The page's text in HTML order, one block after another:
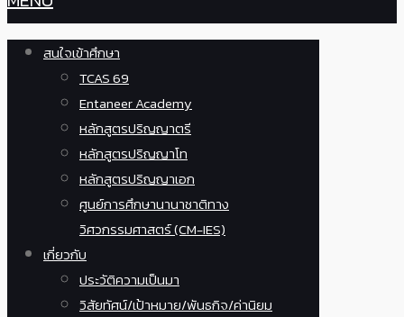
สนใจเข้าศึกษา
TCAS 69
Entaneer Academy
หลักสูตรปริญญาตรี
หลักสูตรปริญญาโท
หลักสูตรปริญญาเอก
ศูนย์การศึกษานานาชาติทาง
วิศวกรรมศาสตร์ (CM-IES)
เกี่ยวกับ
ประวัติความเป็นมา
วิสัยทัศน์/เป้าหมาย/พันธกิจ/ค่านิยม